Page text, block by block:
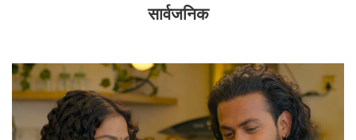
सार्वजनिक